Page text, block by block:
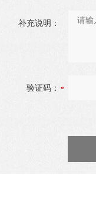
补充说明：
验证码：